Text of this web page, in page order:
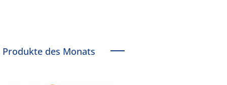
Produkte des Monats